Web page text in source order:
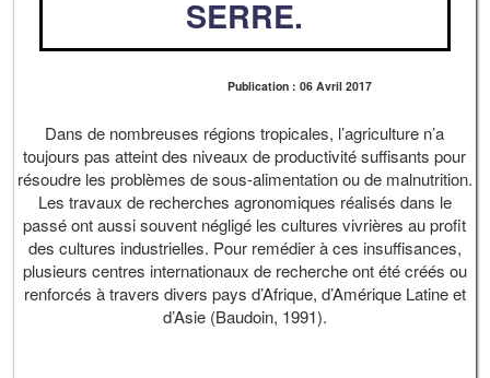
SERRE.
Publication : 06 Avril 2017
Dans de nombreuses régions tropicales, l’agriculture n’a
toujours pas atteint des niveaux de productivité suffisants pour
résoudre les problèmes de sous-alimentation ou de malnutrition.
Les travaux de recherches agronomiques réalisés dans le
passé ont aussi souvent négligé les cultures vivrières au profit
des cultures industrielles. Pour remédier à ces insuffisances,
plusieurs centres internationaux de recherche ont été créés ou
renforcés à travers divers pays d’Afrique, d’Amérique Latine et
d’Asie (Baudoin, 1991).